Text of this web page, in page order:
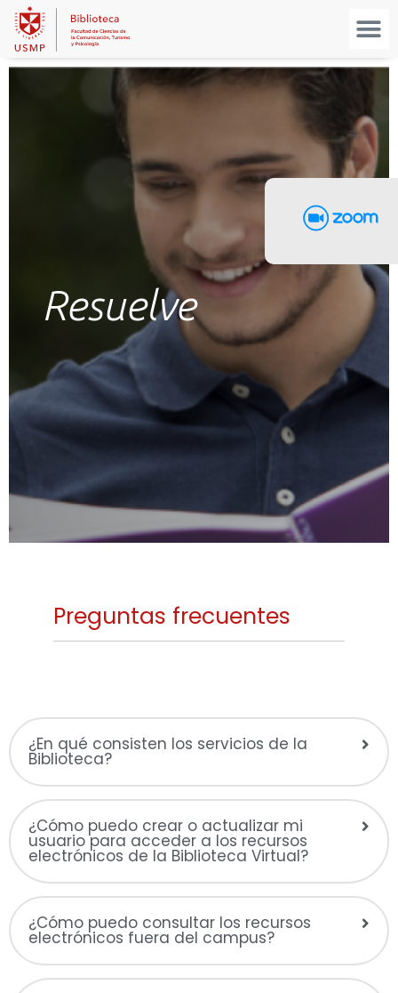
Resuelve
Preguntas frecuentes
¿En qué consisten los servicios de la
Biblioteca?
¿Cómo puedo crear o actualizar mi
usuario para acceder a los recursos
electrónicos de la Biblioteca Virtual?
¿Cómo puedo consultar los recursos
electrónicos fuera del campus?